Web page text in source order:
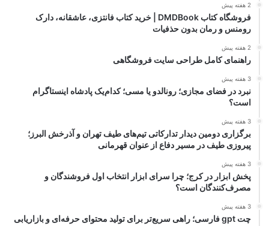
2 هفته پیش
فروشگاه کتاب DMDBook | خرید کتاب فانتزی، عاشقانه، دارک
رومنس و رمان بدون حذفیات
2 هفته پیش
راهنمای کامل طراحی سایت فروشگاهی
3 هفته پیش
نبرد در فضای مجازی؛ رونالدو یا مسی؛ کدام‌یک پادشاه اینستاگرام
است؟
3 هفته پیش
برگزاری دومین دیدار تدارکاتی تیم‌های طیف تهران و آذرخش البرز؛
پیروزی طیف در مسیر دفاع از عنوان قهرمانی
3 هفته پیش
پخش ابزار در کرج؛ چرا سرای ابزار انتخاب اول فروشندگان و
مصرف‌کنندگان است؟
3 هفته پیش
چت gpt فارسی؛ راهی سریع‌تر برای تولید محتوای حرفه‌ای و بازاریابی